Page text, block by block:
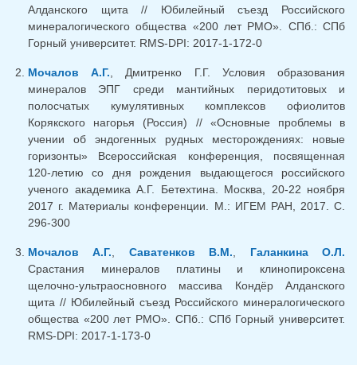
Алданского щита // Юбилейный съезд Российского
минералогического общества «200 лет РМО». СПб.: СПб
Горный университет. RMS-DPI: 2017-1-172-0
Мочалов А.Г. , Дмитренко Г.Г. Условия образования
минералов ЭПГ среди мантийных перидотитовых и
полосчатых кумулятивных комплексов офиолитов
Корякского нагорья (Россия) // «Основные проблемы в
учении об эндогенных рудных месторождениях: новые
горизонты» Всероссийская конференция, посвященная
120-летию со дня рождения выдающегося российского
ученого академика А.Г. Бетехтина. Москва, 20-22 ноября
2017 г. Материалы конференции. М.: ИГЕМ РАН, 2017. С.
296-300
Мочалов А.Г. Саватенков В.М.
Галанкина О.Л.
Срастания минералов платины и клинопироксена
щелочно-ультраосновного массива Кондёр Алданского
щита // Юбилейный съезд Российского минералогического
общества «200 лет РМО». СПб.: СПб Горный университет.
RMS-DPI: 2017-1-173-0